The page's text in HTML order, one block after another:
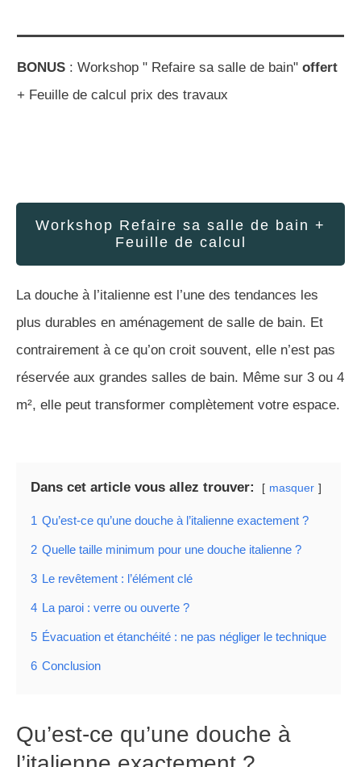
BONUS : Workshop " Refaire sa salle de bain" offert
+ Feuille de calcul prix des travaux
Workshop Refaire sa salle de bain +
Feuille de calcul
La douche à l’italienne est l’une des tendances les
plus durables en aménagement de salle de bain. Et
contrairement à ce qu’on croit souvent, elle n’est pas
réservée aux grandes salles de bain. Même sur 3 ou 4
m², elle peut transformer complètement votre espace.
Dans cet article vous allez trouver: masquer
1 Qu’est-ce qu’une douche à l’italienne exactement ?
2 Quelle taille minimum pour une douche italienne ?
3 Le revêtement : l’élément clé
4 La paroi : verre ou ouverte ?
5 Évacuation et étanchéité : ne pas négliger le technique
6 Conclusion
Qu’est-ce qu’une douche à